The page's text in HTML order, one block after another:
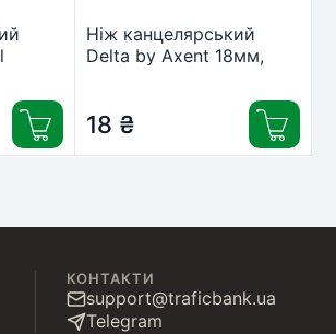
Ніж канцелярський
Delta by Axent 18мм,
18 ₴
КОНТАКТИ
support@traficbank.ua
Telegram